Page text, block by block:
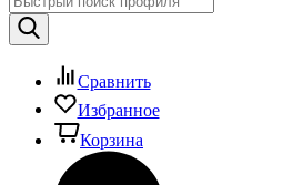
Сравнить
Избранное
Корзина